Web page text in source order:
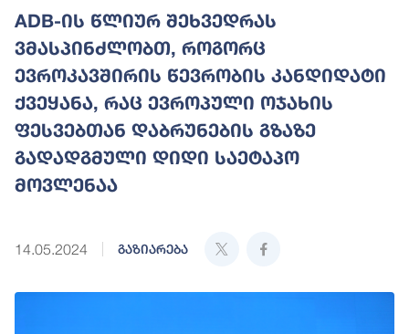
ADB-ის წლიურ შეხვედრას
ვმასპინძლობთ, როგორც
ევროკავშირის წევრობის კანდიდატი
ქვეყანა, რაც ევროპული ოჯახის
ფესვებთან დაბრუნების გზაზე
გადადგმული დიდი საეტაპო
მოვლენაა
14.05.2024 გაზიარება